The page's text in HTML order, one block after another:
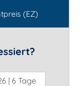
(EZ)
| 6 Tage